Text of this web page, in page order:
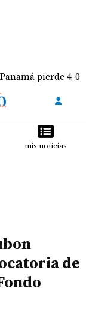
4-0 ante
mis noticias
de